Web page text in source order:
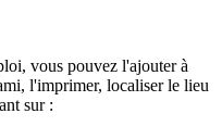
vous pouvez l'ajouter à
l'imprimer, localiser le lieu
sur :